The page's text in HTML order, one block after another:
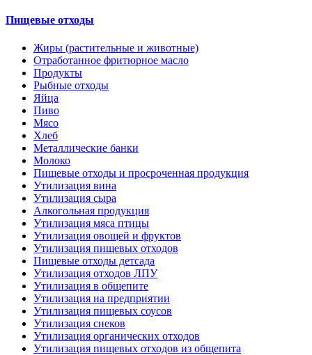
Пищевые отходы
Жиры (растительные и животные)
Отработанное фритюрное масло
Продукты
Рыбные отходы
Яйца
Пиво
Мясо
Хлеб
Металлические банки
Молоко
Пищевые отходы и просроченная продукция
Утилизация вина
Утилизация сыра
Алкогольная продукция
Утилизация мяса птицы
Утилизация овощей и фруктов
Утилизация пищевых отходов
Пищевые отходы детсада
Утилизация отходов ЛПУ
Утилизация в общепите
Утилизация на предприятии
Утилизация пищевых соусов
Утилизация снеков
Утилизация органических отходов
Утилизация пищевых отходов из общепита